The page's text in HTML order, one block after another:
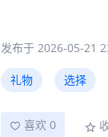
龙舟赛是端午节
端午节礼物。这
的祝福与勇气的
发布于 2026-05-21
礼物 选择
喜欢 0